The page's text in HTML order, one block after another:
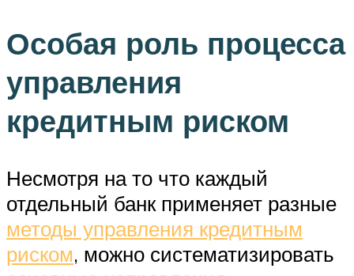
Особая роль процесса
управления
кредитным риском
Несмотря на то что каждый
отдельный банк применяет разные
методы управления кредитным
риском, можно систематизировать